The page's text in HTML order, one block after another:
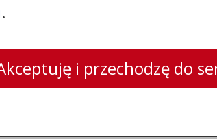
mail:starostwo@powiat.wloclawski.pl
ePUAP: /5w620jeyrt/SkrytkaESP
.
i przechodzę do